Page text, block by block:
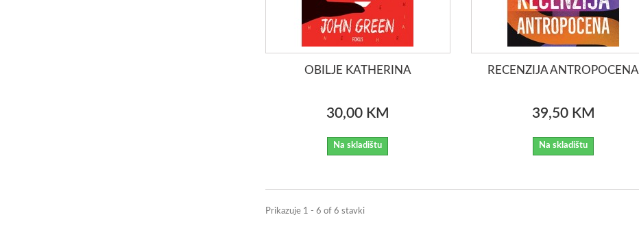
OBILJE KATHERINA
30,00 KM
Na skladištu
RECENZIJA ANTROPOCENA
39,50 KM
Na skladištu
Prikazuje 1 - 6 of 6 stavki